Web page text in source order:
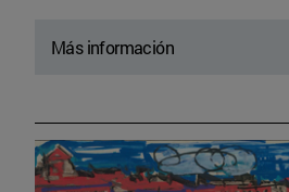
Más información